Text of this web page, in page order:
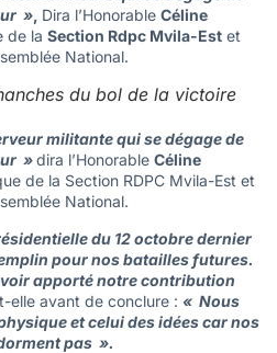
», Dira l’Honorable Céline
de la Section Rdpc Mvila-Est et
National.
du bol de la victoire
militante qui se dégage de
»dira l’Honorable Céline
de la Section RDPC Mvila-Est et
National.
du 12 octobre dernier
pour nos batailles futures.
apporté notre contribution
elle avant de conclure : « Nous
et celui des idées car nos
pas ».